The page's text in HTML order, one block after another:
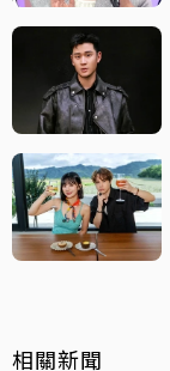
相關新聞